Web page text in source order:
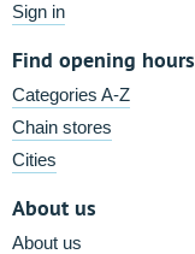
Sign in
Find opening hours
Categories A-Z
Chain stores
Cities
About us
About us